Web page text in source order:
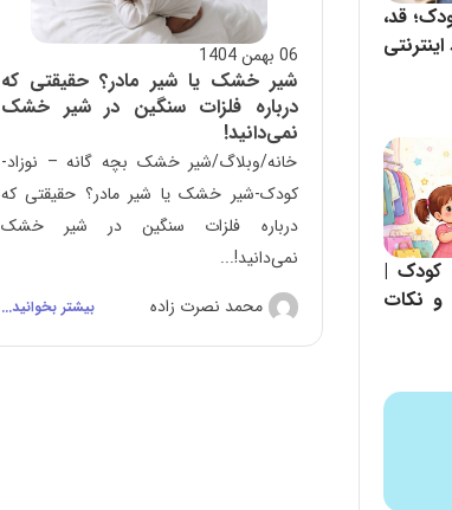
قد،
کودک |
و نکات
06 بهمن 1404
شیر خشک یا شیر مادر؟ حقیقتی که
درباره فلزات سنگین در شیر خشک
نمی‌دانید!
خانه/وبلاگ/شیر خشک بچه گانه – نوزاد-
کودک-شیر خشک یا شیر مادر؟ حقیقتی که
درباره فلزات سنگین در شیر خشک
نمی‌دانید!...
محمد نصرت زاده
بیشتر بخوانید...